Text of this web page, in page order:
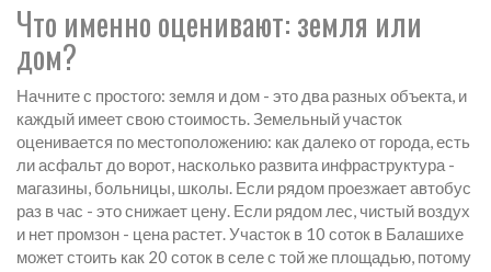
Что именно оценивают: земля или
дом?
Начните с простого: земля и дом - это два разных объекта, и
каждый имеет свою стоимость. Земельный участок
оценивается по местоположению: как далеко от города, есть
ли асфальт до ворот, насколько развита инфраструктура -
магазины, больницы, школы. Если рядом проезжает автобус
раз в час - это снижает цену. Если рядом лес, чистый воздух
и нет промзон - цена растет. Участок в 10 соток в Балашихе
может стоить как 20 соток в селе с той же площадью, потому